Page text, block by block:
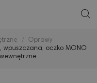
Oprawy
wpuszczana, oczko MONO